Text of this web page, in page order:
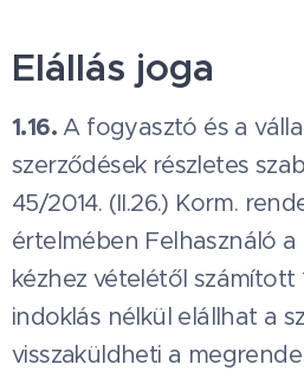
Elállás joga
1.16. A fogyasztó és a
szerződések részletes
45/2014. (II.26.) Korm.
értelmében Felhasználó
kézhez vételétől számított
indoklás nélkül elállhat a
visszaküldheti a